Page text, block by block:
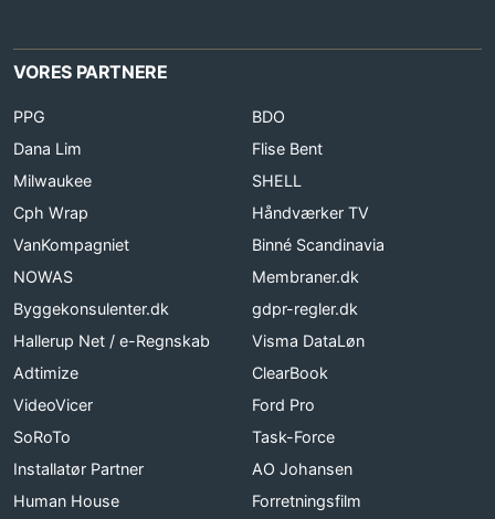
VORES PARTNERE
PPG
BDO
Dana Lim
Flise Bent
Milwaukee
SHELL
Cph Wrap
Håndværker TV
VanKompagniet
Binné Scandinavia
NOWAS
Membraner.dk
Byggekonsulenter.dk
gdpr-regler.dk
Hallerup Net / e-Regnskab
Visma DataLøn
Adtimize
ClearBook
VideoVicer
Ford Pro
SoRoTo
Task-Force
Installatør Partner
AO Johansen
Human House
Forretningsfilm